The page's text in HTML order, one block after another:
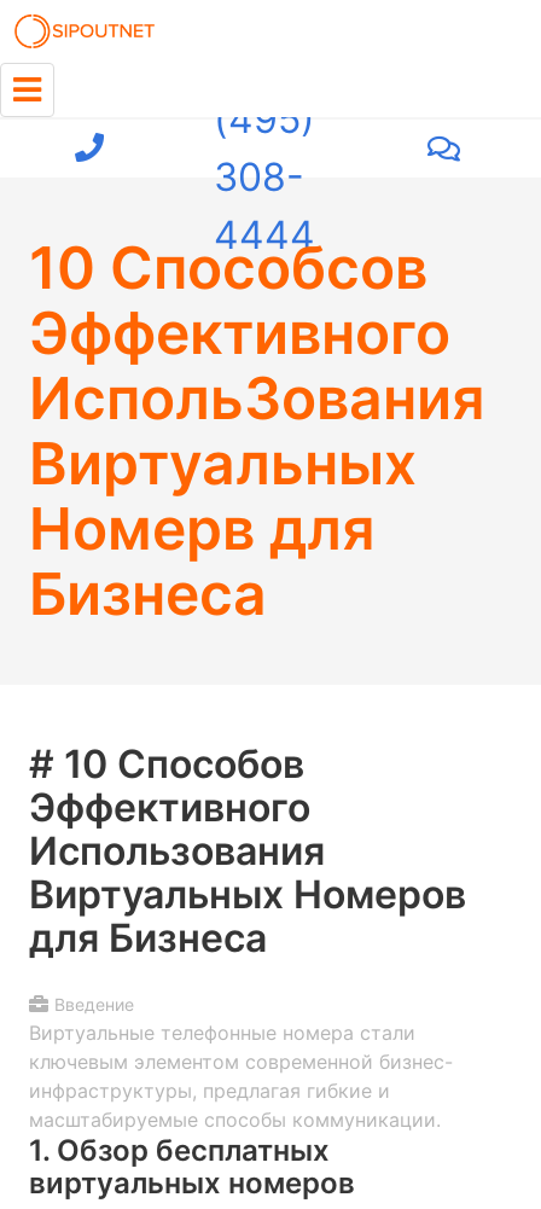
(495)
308-
4444
10 Способсов
Эффективного
ИспольЗования
Виртуальных
Номерв для
Бизнеса
# 10 Способов
Эффективного
Использования
Виртуальных Номеров
для Бизнеса
Введение
Виртуальные телефонные номера стали
ключевым элементом современной бизнес-
инфраструктуры, предлагая гибкие и
масштабируемые способы коммуникации.
1. Обзор бесплатных
виртуальных номеров